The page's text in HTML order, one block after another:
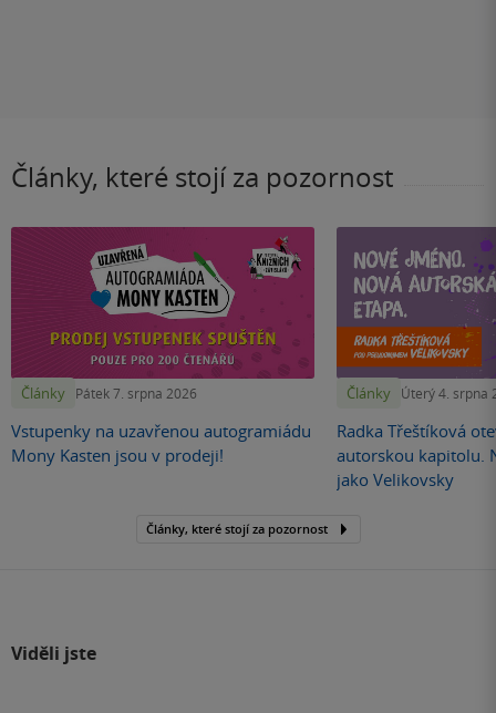
Články, které stojí za pozornost
Články Pátek 7. srpna 2026
Vstupenky na uzavřenou autogramiádu
Mony Kasten jsou v prodeji!
Články Úterý 4. srpna
Radka Třeštíková
autorskou kapitolu.
jako Velikovsky
Články, které stojí za pozornost
Viděli jste